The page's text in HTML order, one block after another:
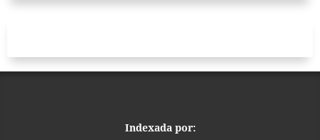
Indexada por: